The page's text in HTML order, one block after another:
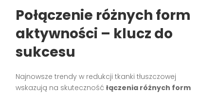
Połączenie różnych form
aktywności – klucz do
sukcesu
Najnowsze trendy w redukcji tkanki tłuszczowej
wskazują na skutecznośćłączenia różnych form